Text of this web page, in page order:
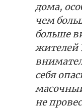
дома,
чем
больше
жителей
себя
не